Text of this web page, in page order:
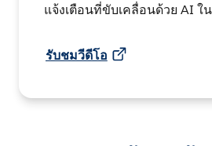
แจ้งเตือนที่ขับเคลื่อนด้วย AI ใ
รับชมวีดีโอ